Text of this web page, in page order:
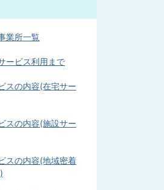
業所一覧
ービス利用まで
スの内容(在宅サー
スの内容(施設サー
スの内容(地域密着